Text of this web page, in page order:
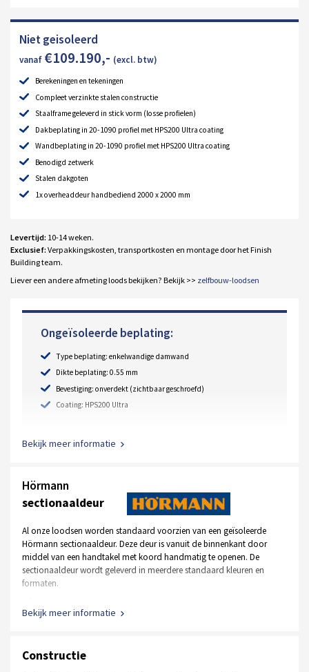
Niet geisoleerd
vanaf €109.190,- (excl. btw)
Berekeningen en tekeningen
Compleet verzinkte stalen constructie
Staalframe geleverd in stick vorm (losse profielen)
Dakbeplating in 20-1090 profiel met HPS200 Ultra coating
Wandbeplating in 20-1090 profiel met HPS200 Ultra coating
Benodigd zetwerk
Stalen dakgoten
1x overheaddeur handbediend 2000 x 2000 mm
Levertijd: 10-14 weken.
Exclusief: Verpakkingskosten, transportkosten en montage door het Finish
Building team.
Liever een andere afmeting loods bekijken? Bekijk >> zelfbouw-loodsen
Ongeïsoleerde beplating:
Type beplating: enkelwandige damwand
Dikte beplating: 0.55 mm
Bevestiging: onverdekt (zichtbaar geschroefd)
Coating: HPS200 Ultra
Bekijk meer informatie
Hörmann
sectionaaldeur
Al onze loodsen worden standaard voorzien van een geïsoleerde
Hörmann sectionaaldeur. Deze deur is vanuit de binnenkant door
middel van een handtakel met koord handmatig te openen. De
sectionaaldeur wordt geleverd in meerdere standaard kleuren en
formaten.
Afmeting is 2500 mm x 2500 mm
Uitgevoerd met normaal beslag, inbouwhoogte +- 400 mm
Bekijk meer informatie
Constructie